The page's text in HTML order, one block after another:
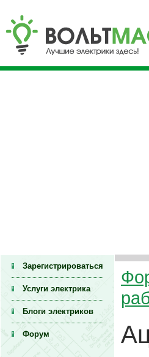
Зарегистрироваться
Услуги электрика
Блоги электриков
Форум